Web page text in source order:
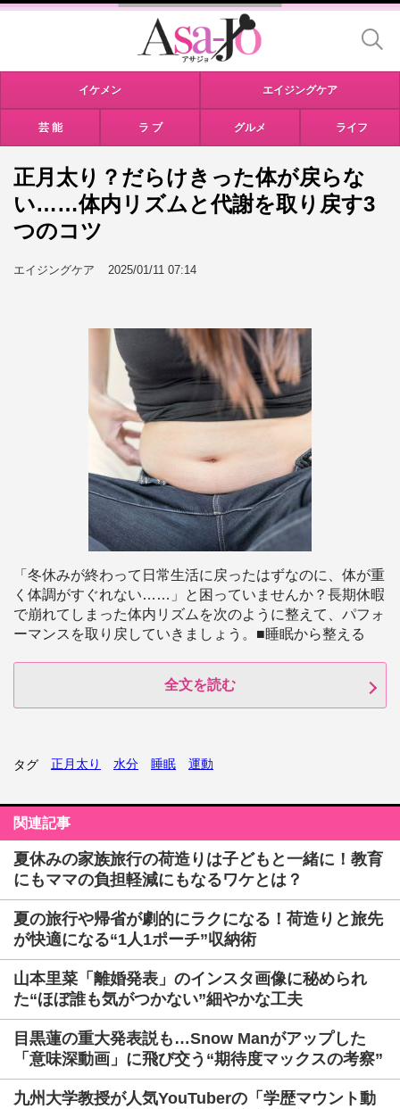
イケメン エイジングケア
芸 能 ラ ブ グルメ ライフ
正月太り？だらけきった体が戻らな
い……体内リズムと代謝を取り戻す3
つのコツ
エイジングケア 2025/01/11 07:14
「冬休みが終わって日常生活に戻ったはずなのに、体が重
く体調がすぐれない……」と困っていませんか？長期休暇
で崩れてしまった体内リズムを次のように整えて、パフォ
ーマンスを取り戻していきましょう。■睡眠から整える
全文を読む
タグ 正月太り 水分 睡眠 運動
関連記事
夏休みの家族旅行の荷造りは子どもと一緒に！教育
にもママの負担軽減にもなるワケとは？
夏の旅行や帰省が劇的にラクになる！荷造りと旅先
が快適になる“1人1ポーチ”収納術
山本里菜「離婚発表」のインスタ画像に秘められ
た“ほぼ誰も気がつかない”細やかな工夫
目黒蓮の重大発表説も…Snow Manがアップした
「意味深動画」に飛び交う“期待度マックスの考察”
九州大学教授が人気YouTuberの「学歴マウント動